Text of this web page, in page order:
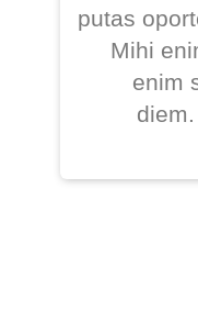
putas
Mihi
enim